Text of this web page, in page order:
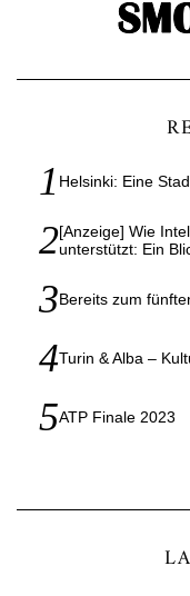
Helsinki: Eine
[Anzeige] Wie
unterstützt: Ein
Bereits zum
Turin & Alba –
ATP Finale 2023